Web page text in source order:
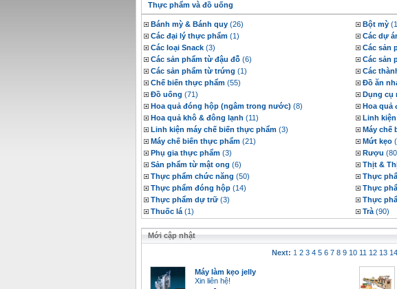
Thực phẩm và đồ uống
Bánh mỳ & Bánh quy (26) Bột mỳ
Các đại lý thực phẩm (1) Các dự
Các loại Snack (3) Các sản
Các sản phẩm từ đậu đỗ (6) Các sản
Các sản phẩm từ trứng (1) Các
Chế biến thực phẩm (55) Đồ ăn
Đồ uống (71) Dụng cụ
Hoa quả đóng hộp (ngâm trong nước) (8) Hoa quả
Hoa quả khô & đông lạnh (11) Linh
Linh kiện máy chế biến thực phẩm (3) Máy chế
Máy chế biến thực phẩm (21) Mứt kẹo
Phụ gia thực phẩm (3) Rượu
Sản phẩm từ mật ong (6) Thịt &
Thực phẩm chức năng (50) Thực
Thực phẩm đóng hộp (14) Thực
Thực phẩm dự trữ (3) Thực
Thuốc lá (1) Trà (90)
Mới cập nhật
Next: 1 2 3 4 5 6 7 8 9 10 11 12 13 14
Máy làm kẹo jelly
Xin liên hệ!